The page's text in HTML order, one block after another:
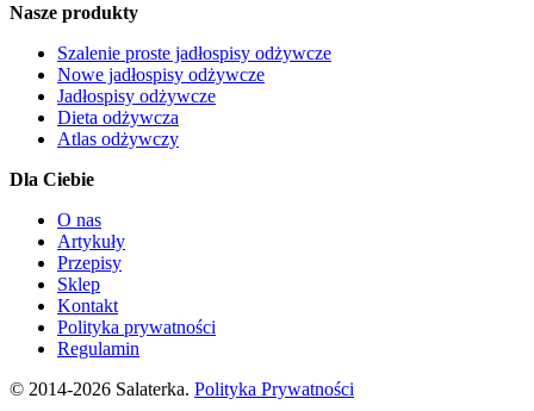
Nasze produkty
Szalenie proste jadłospisy odżywcze
Nowe jadłospisy odżywcze
Jadłospisy odżywcze
Dieta odżywcza
Atlas odżywczy
Dla Ciebie
O nas
Artykuły
Przepisy
Sklep
Kontakt
Polityka prywatności
Regulamin
© 2014-2026 Salaterka. Polityka Prywatności